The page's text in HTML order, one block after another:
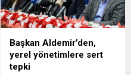
Başkan Aldemir’den,
yerel yönetimlere sert
tepki